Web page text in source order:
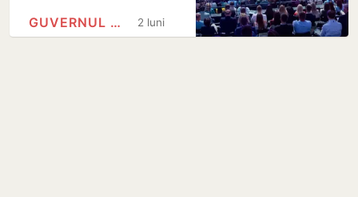
2 luni
GUVERNUL REPUBLICII MOLDOVA